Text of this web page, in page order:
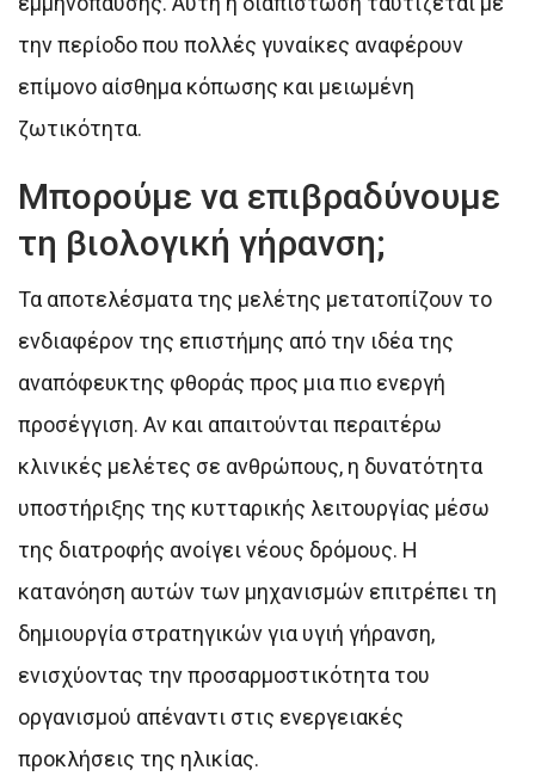
την περίοδο που πολλές γυναίκες αναφέρουν
επίμονο αίσθημα κόπωσης και μειωμένη
ζωτικότητα.
Μπορούμε να επιβραδύνουμε
τη βιολογική γήρανση;
Τα αποτελέσματα της μελέτης μετατοπίζουν το
ενδιαφέρον της επιστήμης από την ιδέα της
αναπόφευκτης φθοράς προς μια πιο ενεργή
προσέγγιση. Αν και απαιτούνται περαιτέρω
κλινικές μελέτες σε ανθρώπους, η δυνατότητα
υποστήριξης της κυτταρικής λειτουργίας μέσω
της διατροφής ανοίγει νέους δρόμους. Η
κατανόηση αυτών των μηχανισμών επιτρέπει τη
δημιουργία στρατηγικών για υγιή γήρανση,
ενισχύοντας την προσαρμοστικότητα του
οργανισμού απέναντι στις ενεργειακές
προκλήσεις της ηλικίας.